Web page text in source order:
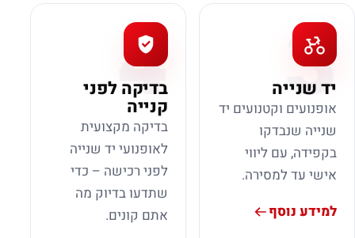
3
יד שנייה
אופנועים וקטנועים יד
שנייה שנבדקו
בקפידה, עם ליווי
אישי עד למסירה.
למידע נוסף
4
בדיקה לפני
קנייה
בדיקה מקצועית
לאופנועי יד שנייה
לפני רכישה – כדי
שתדעו בדיוק מה
אתם קונים.